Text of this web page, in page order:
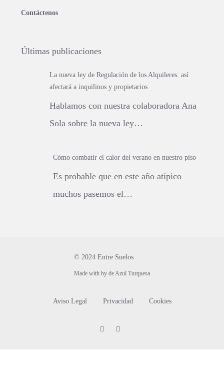
Contáctenos
Últimas publicaciones
La nueva ley de Regulación de los Alquileres: así
afectará a inquilinos y propietarios
Hablamos con nuestra colaboradora Ana
Sola sobre la nueva ley…
Cómo combatir el calor del verano en nuestro piso
Es probable que en este año atípico
muchos pasemos el…
© 2024 Entre Suelos
Made with by de Azul Turquesa
Aviso Legal Privacidad Cookies